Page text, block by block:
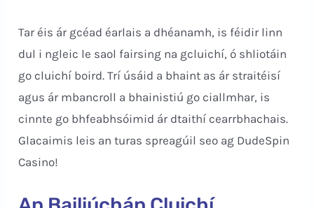
Tar éis ár gcéad éarlais a dhéanamh, is féidir linn
dul i ngleic le saol fairsing na gcluichí, ó shliotáin
go cluichí boird. Trí úsáid a bhaint as ár straitéisí
agus ár mbancroll a bhainistiú go ciallmhar, is
cinnte go bhfeabhsóimid ár dtaithí cearrbhachais.
Glacaimis leis an turas spreagúil seo ag DudeSpin
Casino!